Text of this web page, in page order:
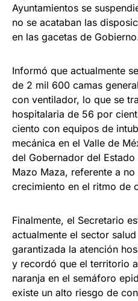
Ayuntamientos se
no se acataban las
en las gacetas de
Informó que actualmente
de 2 mil 600 camas
con ventilador, lo que se
hospitalaria de 56 por
ciento con equipos de
mecánica en el Valle de
del Gobernador del
Mazo Maza, referente a
crecimiento en el ritmo de
Finalmente, el Secretario
actualmente el sector
garantizada la atención
y recordó que el territorio
naranja en el semáforo
existe un alto riesgo de